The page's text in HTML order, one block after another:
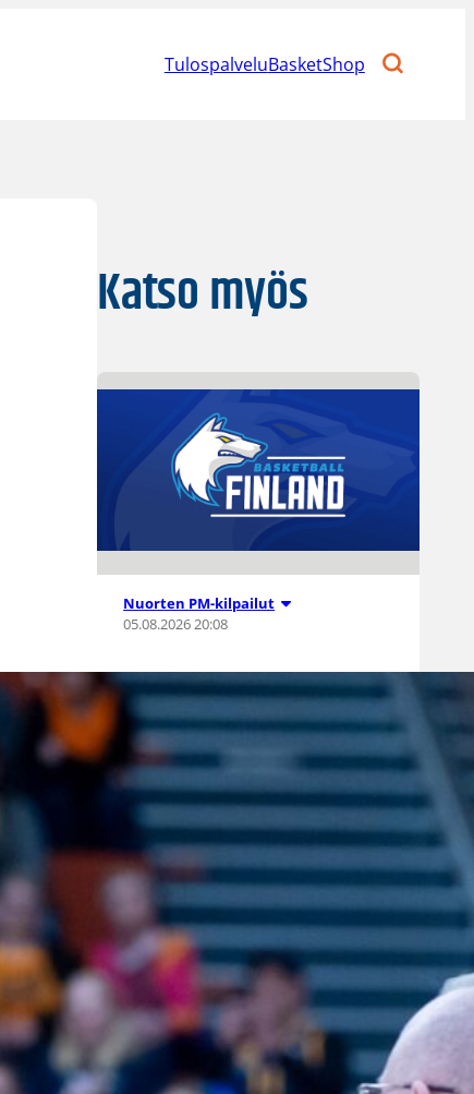
TulospalveluBasketShop
Katso myös
Nuorten PM-kilpailut
05.08.2026 20:08
Suomen 15-
vuotiaat tytöt
voittivat
Islannin
Nordic Open -
turnauksen
toisessa